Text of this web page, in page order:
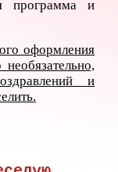
программа и
оформления
и